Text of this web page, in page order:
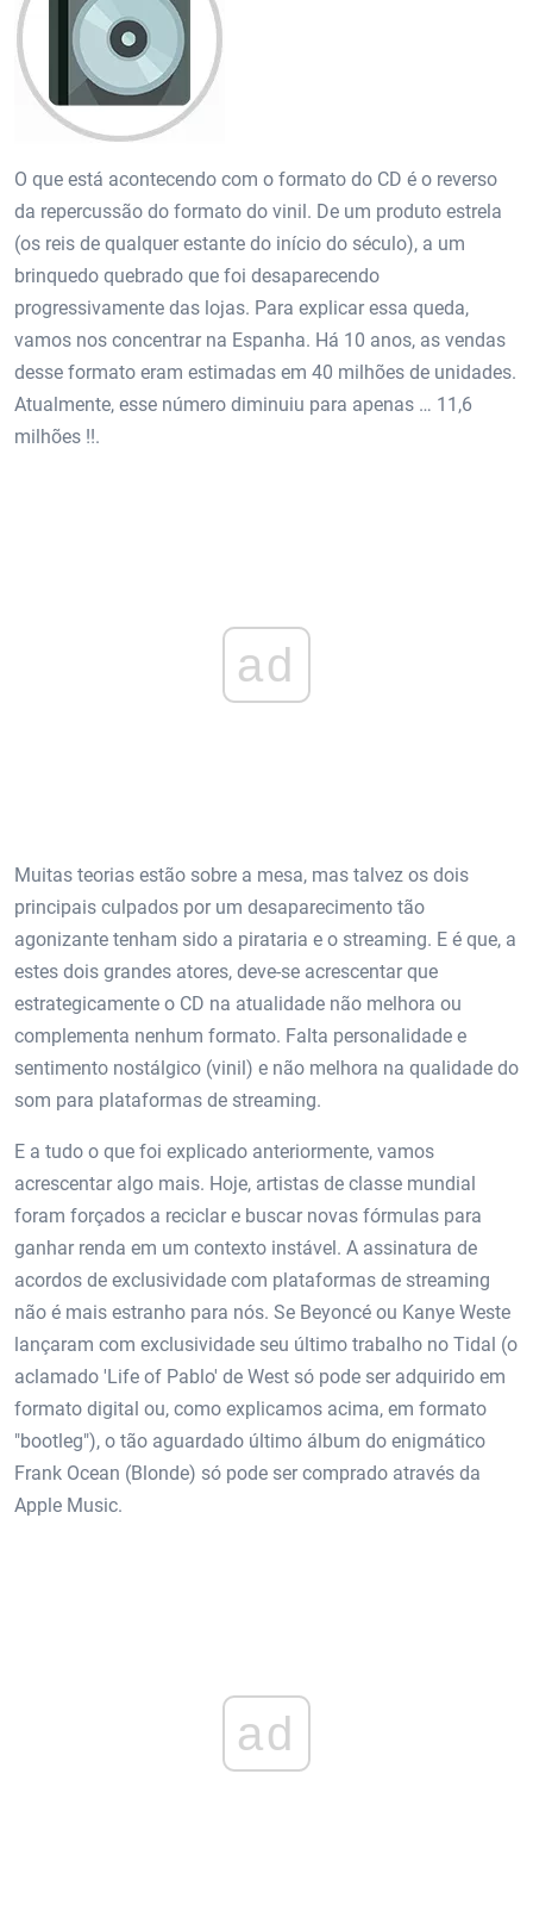
O que está acontecendo com o formato do CD é o reverso
da repercussão do formato do vinil. De um produto estrela
(os reis de qualquer estante do início do século), a um
brinquedo quebrado que foi desaparecendo
progressivamente das lojas. Para explicar essa queda,
vamos nos concentrar na Espanha. Há 10 anos, as vendas
desse formato eram estimadas em 40 milhões de unidades.
Atualmente, esse número diminuiu para apenas … 11,6
milhões !!.
ad
Muitas teorias estão sobre a mesa, mas talvez os dois
principais culpados por um desaparecimento tão
agonizante tenham sido a pirataria e o streaming. E é que, a
estes dois grandes atores, deve-se acrescentar que
estrategicamente o CD na atualidade não melhora ou
complementa nenhum formato. Falta personalidade e
sentimento nostálgico (vinil) e não melhora na qualidade do
som para plataformas de streaming.
E a tudo o que foi explicado anteriormente, vamos
acrescentar algo mais. Hoje, artistas de classe mundial
foram forçados a reciclar e buscar novas fórmulas para
ganhar renda em um contexto instável. A assinatura de
acordos de exclusividade com plataformas de streaming
não é mais estranho para nós. Se Beyoncé ou Kanye Weste
lançaram com exclusividade seu último trabalho no Tidal (o
aclamado 'Life of Pablo' de West só pode ser adquirido em
formato digital ou, como explicamos acima, em formato
"bootleg"), o tão aguardado último álbum do enigmático
Frank Ocean (Blonde) só pode ser comprado através da
Apple Music.
ad